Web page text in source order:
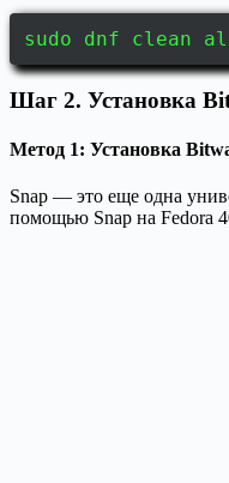
sudo dnf clean
Шаг 2. Установка
Метод 1: Установка
Snap — это еще одна
помощью Snap на Fedora